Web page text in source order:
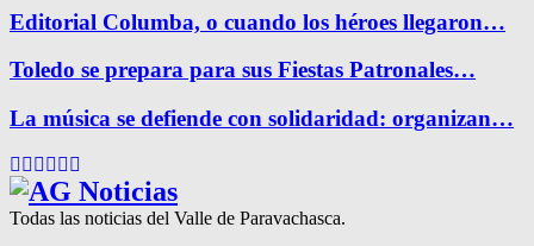
Editorial Columba, o cuando los héroes llegaron…
Toledo se prepara para sus Fiestas Patronales…
La música se defiende con solidaridad: organizan…
Facebook
Twitter
Instagram
Pinterest
Google
Todas las noticias del Valle de Paravachasca.